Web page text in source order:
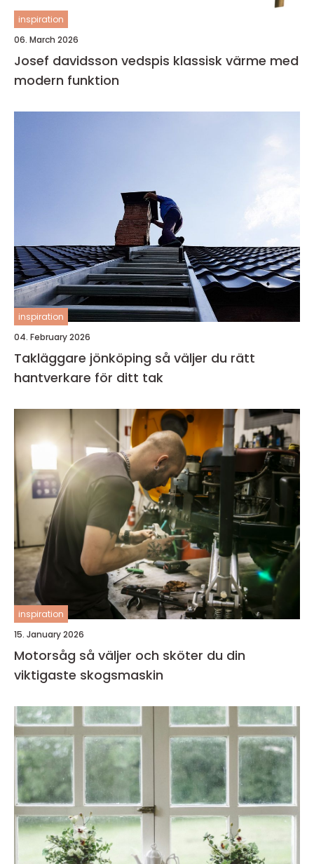
inspiration
06. March 2026
Josef davidsson vedspis klassisk värme med
modern funktion
inspiration
04. February 2026
Takläggare jönköping så väljer du rätt
hantverkare för ditt tak
inspiration
15. January 2026
Motorsåg så väljer och sköter du din
viktigaste skogsmaskin